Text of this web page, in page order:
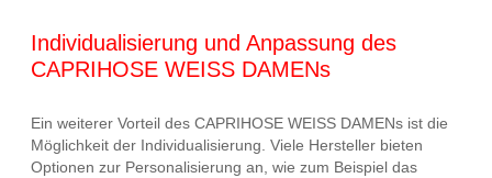
Individualisierung und Anpassung des
CAPRIHOSE WEISS DAMENs
Ein weiterer Vorteil des CAPRIHOSE WEISS DAMENs ist die
Möglichkeit der Individualisierung. Viele Hersteller bieten
Optionen zur Personalisierung an, wie zum Beispiel das